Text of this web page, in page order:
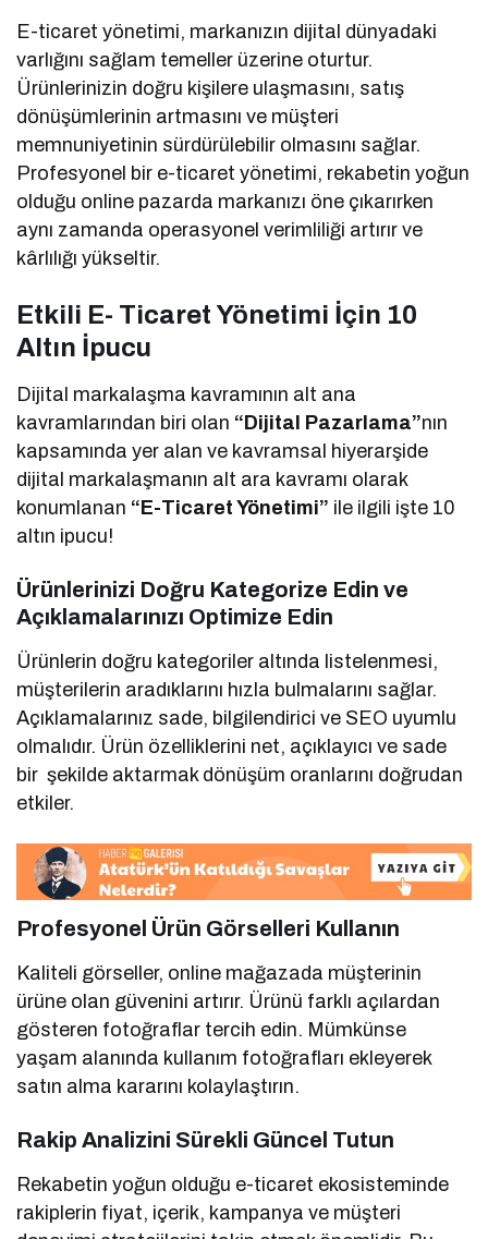
E-ticaret yönetimi, markanızın dijital dünyadaki
varlığını sağlam temeller üzerine oturtur.
Ürünlerinizin doğru kişilere ulaşmasını, satış
dönüşümlerinin artmasını ve müşteri
memnuniyetinin sürdürülebilir olmasını sağlar.
Profesyonel bir e-ticaret yönetimi, rekabetin yoğun
olduğu online pazarda markanızı öne çıkarırken
aynı zamanda operasyonel verimliliği artırır ve
kârlılığı yükseltir.
Etkili E- Ticaret Yönetimi İçin 10
Altın İpucu
Dijital markalaşma kavramının alt ana
kavramlarından biri olan “Dijital Pazarlama”nın
kapsamında yer alan ve kavramsal hiyerarşide
dijital markalaşmanın alt ara kavramı olarak
konumlanan “E-Ticaret Yönetimi” ile ilgili işte 10
altın ipucu!
Ürünlerinizi Doğru Kategorize Edin ve
Açıklamalarınızı Optimize Edin
Ürünlerin doğru kategoriler altında listelenmesi,
müşterilerin aradıklarını hızla bulmalarını sağlar.
Açıklamalarınız sade, bilgilendirici ve SEO uyumlu
olmalıdır. Ürün özelliklerini net, açıklayıcı ve sade
bir şekilde aktarmak dönüşüm oranlarını doğrudan
etkiler.
Profesyonel Ürün Görselleri Kullanın
Kaliteli görseller, online mağazada müşterinin
ürüne olan güvenini artırır. Ürünü farklı açılardan
gösteren fotoğraflar tercih edin. Mümkünse
yaşam alanında kullanım fotoğrafları ekleyerek
satın alma kararını kolaylaştırın.
Rakip Analizini Sürekli Güncel Tutun
Rekabetin yoğun olduğu e-ticaret ekosisteminde
rakiplerin fiyat, içerik, kampanya ve müşteri